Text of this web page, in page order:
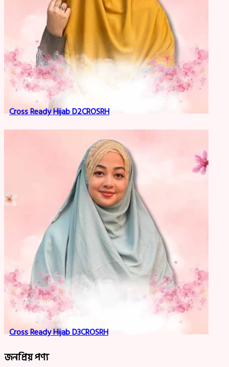
Cross Ready Hijab D2CROSRH
Cross Ready Hijab D3CROSRH
জনপ্রিয় পণ্য